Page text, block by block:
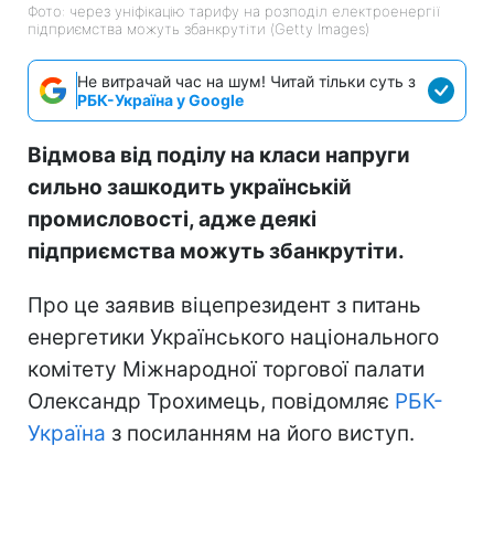
Фото: через уніфікацію тарифу на розподіл електроенергії
підприємства можуть збанкрутіти (Getty Images)
Не витрачай час на шум! Читай тільки суть з
РБК-Україна у Google
Відмова від поділу на класи напруги
сильно зашкодить українській
промисловості, адже деякі
підприємства можуть збанкрутіти.
Про це заявив віцепрезидент з питань
енергетики Українського національного
комітету Міжнародної торгової палати
Олександр Трохимець, повідомляє РБК-
Україна з посиланням на його виступ.